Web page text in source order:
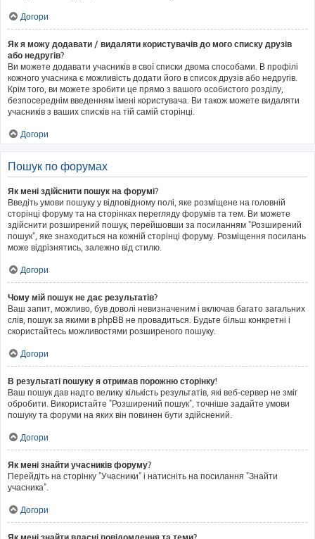
Догори
Як я можу додавати / видаляти користувачів до мого списку друзів
або недругів?
Ви можете додавати учасників в свої списки двома способами. В профілі
кожного учасника є можливість додати його в список друзів або недругів.
Крім того, ви можете зробити це прямо з вашого особистого розділу,
безпосереднім введенням імені користувача. Ви також можете видаляти
учасників з ваших списків на тій самій сторінці.
Догори
Пошук по форумах
Як мені здійснити пошук на форумі?
Введіть умови пошуку у відповідному полі, яке розміщене на головній
сторінці форуму та на сторінках перегляду форумів та тем. Ви можете
здійснити розширений пошук, перейшовши за посиланням "Розширений
пошук", яке знаходиться на кожній сторінці форуму. Розміщення посилань
може відрізнятись, залежно від стилю.
Догори
Чому мій пошук не дає результатів?
Ваш запит, можливо, був доволі невизначеним і включав багато загальних
слів, пошук за якими в phpBB не провадиться. Будьте більш конкретні і
скористайтесь можливостями розширеного пошуку.
Догори
В результаті пошуку я отримав порожню сторінку!
Ваш пошук дав надто велику кількість результатів, які веб-сервер не зміг
обробити. Використайте "Розширений пошук", точніше задайте умови
пошуку та форуми на яких він повинен бути здійснений.
Догори
Як мені знайти учасників форуму?
Перейдіть на сторінку "Учасники" і натисніть на посилання "Знайти
учасника".
Догори